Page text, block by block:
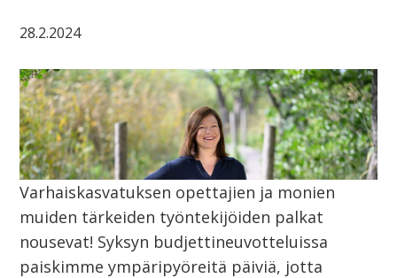
28.2.2024
Varhaiskasvatuksen opettajien ja monien
muiden tärkeiden työntekijöiden palkat
nousevat! Syksyn budjettineuvotteluissa
paiskimme ympäripyöreitä päiviä, jotta